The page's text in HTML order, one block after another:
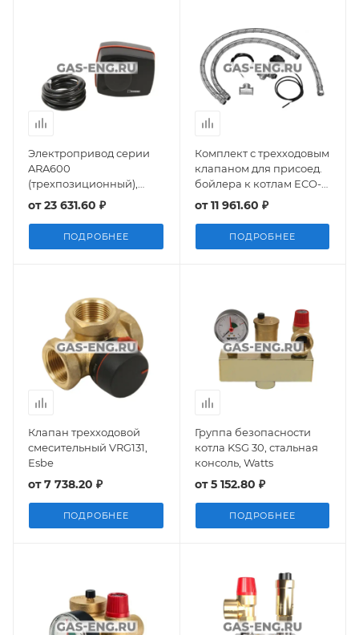
Электропривод серии
ARA600
(трехпозиционный),
Esbe
от23 631.60 ₽
ПОДРОБНЕЕ
Комплект с трехходовым
клапаном для присоед.
бойлера к котлам ECO-3
Compact, Baxi
KHG71409631
от11 961.60 ₽
ПОДРОБНЕЕ
Клапан трехходовой
смесительный VRG131,
Esbe
от7 738.20 ₽
ПОДРОБНЕЕ
Группа безопасности
котла KSG 30, стальная
консоль, Watts
от5 152.80 ₽
ПОДРОБНЕЕ